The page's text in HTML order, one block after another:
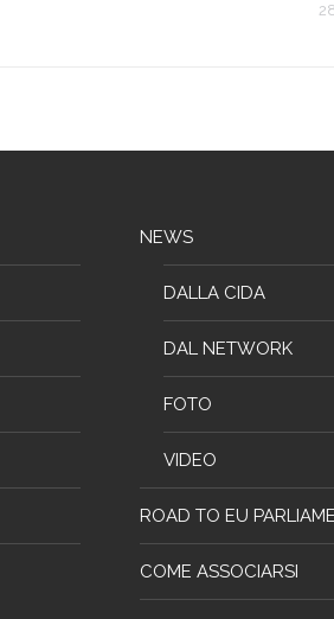
NEWS
DALLA CIDA
DAL NETWORK
FOTO
VIDEO
ROAD TO EU
COME ASSOCIARSI